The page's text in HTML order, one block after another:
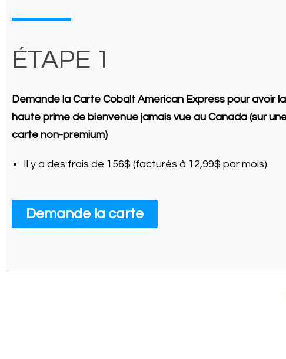
ÉTAPE 1
Demande la Carte Cobalt American Express pour avoir
haute prime de bienvenue jamais vue au Canada (sur
carte non-premium)
Il y a des frais de 156$ (facturés à 12,99$ par mois)
Demande la carte